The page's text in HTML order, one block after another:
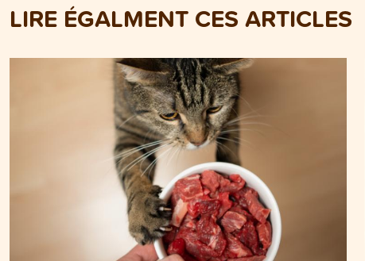
LIRE ÉGALMENT CES ARTICLES